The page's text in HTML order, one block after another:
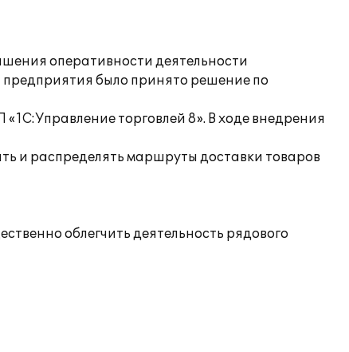
оперативности деятельности
было принято решение по
торговлей 8». В ходе внедрения
и распределять маршруты доставки товаров
облегчить деятельность рядового